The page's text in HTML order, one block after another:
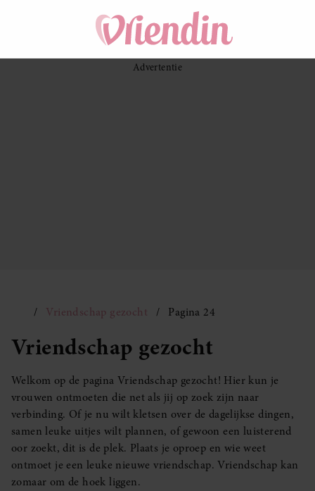
Vriendschap gezocht Pagina 24
Vriendschap gezocht
Welkom op de pagina Vriendschap gezocht! Hier kun je
vrouwen ontmoeten die net als jij op zoek zijn naar
verbinding. Of je nu wilt kletsen over de dagelijkse dingen,
samen leuke uitjes wilt plannen, of gewoon een luisterend
oor zoekt, dit is de plek. Plaats je oproep en wie weet
ontmoet je een leuke nieuwe vriendschap. Vriendschap kan
zomaar om de hoek liggen.